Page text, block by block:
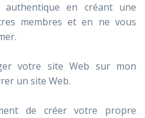
en créant une
membres et en ne vous
votre site Web sur mon
un site Web.
de créer votre propre